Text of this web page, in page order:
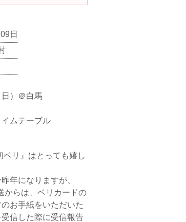
日
）＠白馬
ムテーブル
リ』はとっても嬉し
年になりますが、
からは、ベリカードの
お手紙をいただいた
信した際に受信報告